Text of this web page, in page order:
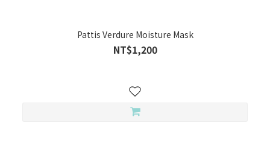
Pattis Verdure Moisture Mask
NT$1,200